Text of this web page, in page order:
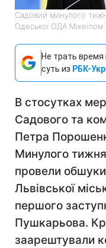
Садовий минулого
Одеської ОДА Міхеїлом
Не трать
суть из РБК-
В стосутках
Садового та
Петра
Минулого тижня
провели
Львівської
першого
Пушкарьова.
заарештували